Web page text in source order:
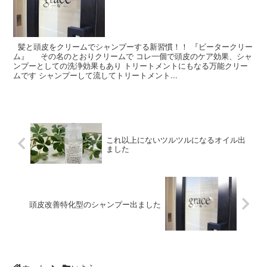
髪と頭皮をクリームでシャンプーする新習慣！！ 『ビータークリー
ム』 その名のとおりクリームで コレ一個で頭皮のケア効果、シャ
ンプーとしての洗浄効果もあり トリートメントにもなる万能クリー
ムです シャンプーして流してトリートメント...
これ以上にないツルツルになるオイル出
ました
頭皮改善特化型のシャンプー出ました